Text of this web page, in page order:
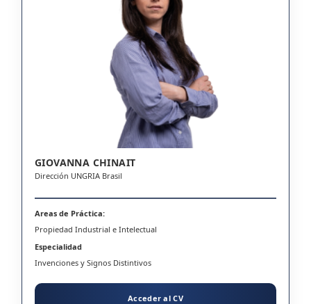
GIOVANNA CHINAIT
Dirección UNGRIA Brasil
Areas de Práctica:
Propiedad Industrial e Intelectual
Especialidad
Invenciones y Signos Distintivos
Acceder al CV